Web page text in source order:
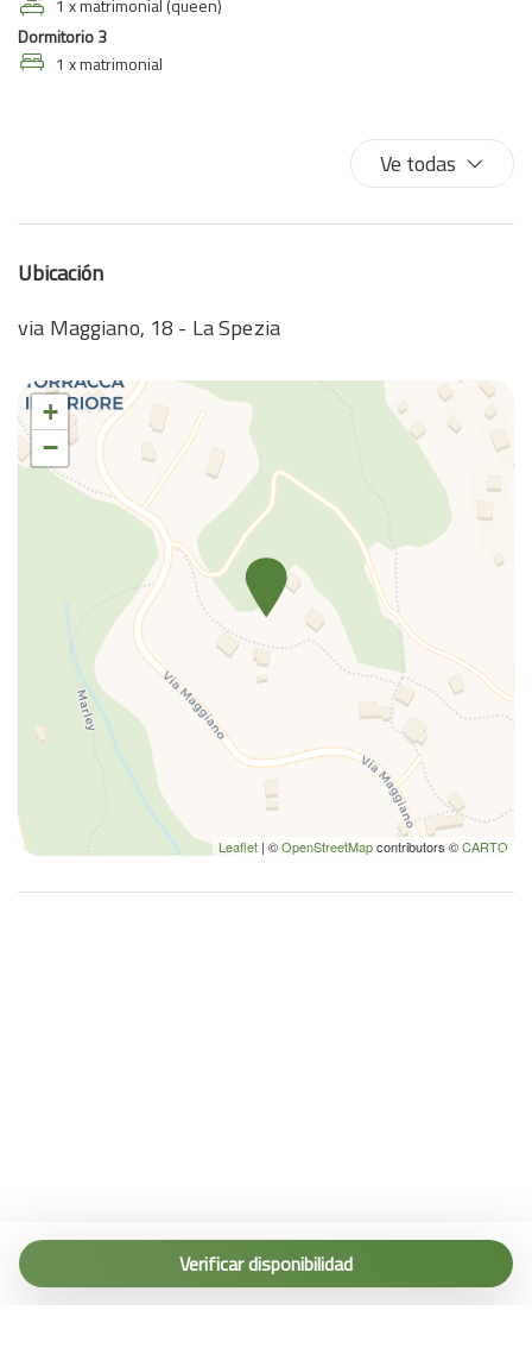
Fogones
Horno
Piscina
Platos
Platos y cubiertos
Ropa de cama
Secador de pelo
Televisión
Vistas al agua
Wifi wireless
Dormitorio 3
1 x matrimonial
Ve todas
Ubicación
via Maggiano, 18 - La Spezia
+
−
Leaflet | ©OpenStreetMapcontributors ©CARTO
Verificar disponibilidad
Tel. (+39) 0187 1560067
info@terremarine.it
Scrivici su WhatsApp